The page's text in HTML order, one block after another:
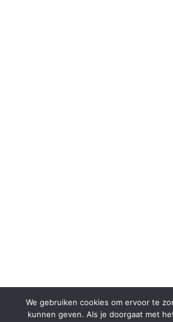
We gebruiken cookies om ervoor te
kunnen geven. Als je doorgaat met